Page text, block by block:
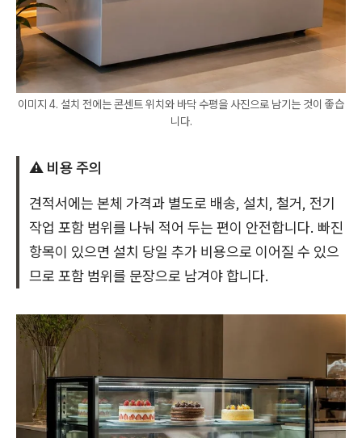
이미지 4. 설치 전에는 콘센트 위치와 바닥 수평을 사진으로 남기는 것이 좋습
니다.
⚠️ 비용 주의
견적서에는 본체 가격과 별도로 배송, 설치, 철거, 전기
작업 포함 범위를 나눠 적어 두는 편이 안전합니다. 빠진
항목이 있으면 설치 당일 추가 비용으로 이어질 수 있으
므로 포함 범위를 문장으로 남겨야 합니다.